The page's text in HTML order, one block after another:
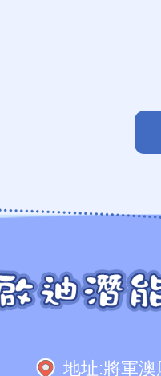
地址:將軍